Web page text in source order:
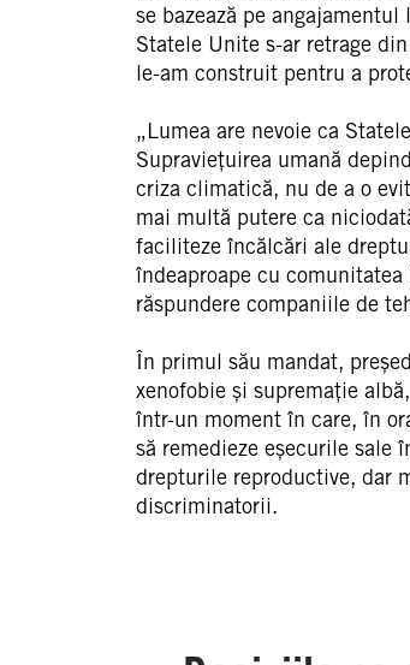
se bazează pe
Statele Unite s-ar retrage
le-am construit pentru a
„Lumea are nevoie ca
Supraviețuirea umană
criza climatică, nu de a o
mai multă putere ca
faciliteze încălcări ale
îndeaproape cu
răspundere companiile de
În primul său mandat,
xenofobie și supremație
într-un moment în care, în
să remedieze eșecurile
drepturile reproductive, dar
discriminatorii.